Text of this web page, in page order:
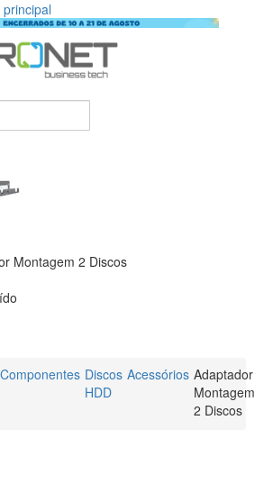
Montagem 2 Discos
Componentes Discos
HDD
Acessórios Adaptador
Montagem
2 Discos